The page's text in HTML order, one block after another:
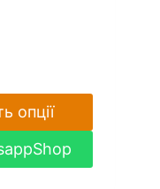
опції